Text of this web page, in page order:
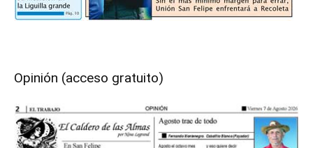
Opinión (acceso gratuito)